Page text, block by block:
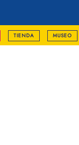
TIENDA MUSEO